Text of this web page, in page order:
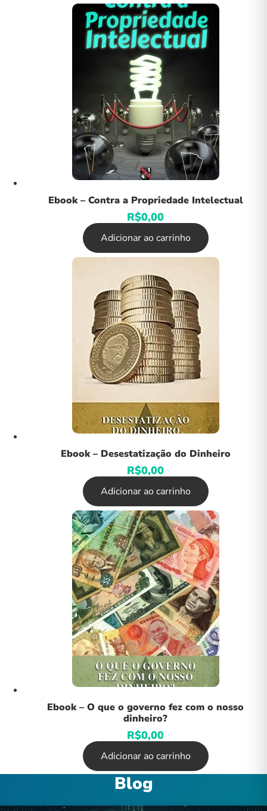
Ebook – Contra a Propriedade Intelectual
R$0,00
Adicionar ao carrinho
Ebook – Desestatização do Dinheiro
R$0,00
Adicionar ao carrinho
Ebook – O que o governo fez com o nosso
dinheiro?
R$0,00
Adicionar ao carrinho
Blog